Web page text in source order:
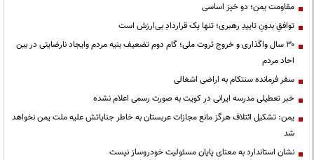
مقاومت یمن؛ دو خیز اساسی
توافقِ بدونِ تاییدِ رهبری؛ تنها یک قراردادِ بی‌ارزش است
۳۰ سال واگذاری و خروج ثروت ملی؛ گام دوم تضعیف بنیه مردم وایجاد نارضایتی در بین
احاد مردم
سفر فرمانده سنتکام به اراضی اشغالی
خبر تعطیلی مدرسه ایرانی در کویت به صورت رسمی اعلام نشده
یمن: تشکیل ائتلاف هرگز مانع مجازات عربستان به خاطر جنایاتش علیه ملت یمن نخواهد
شد
نشان استاندارد به معنای پایان مسئولیت خودروساز نیست